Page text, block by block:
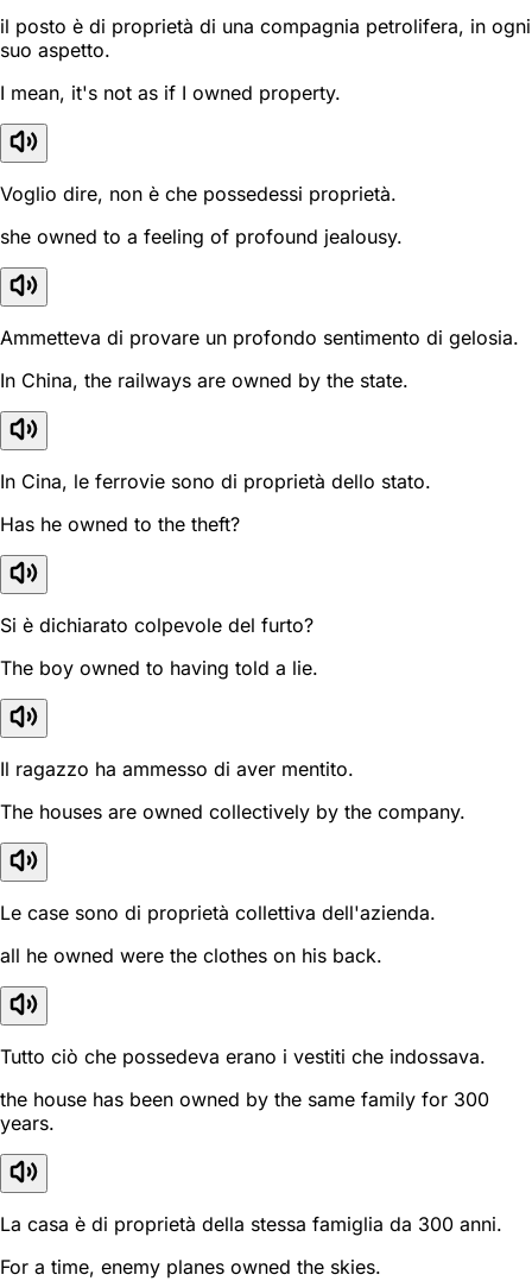
il posto è di proprietà di una compagnia petrolifera, in ogni
suo aspetto.
I mean, it's not as if I owned property.
Voglio dire, non è che possedessi proprietà.
she owned to a feeling of profound jealousy.
Ammetteva di provare un profondo sentimento di gelosia.
In China, the railways are owned by the state.
In Cina, le ferrovie sono di proprietà dello stato.
Has he owned to the theft?
Si è dichiarato colpevole del furto?
The boy owned to having told a lie.
Il ragazzo ha ammesso di aver mentito.
The houses are owned collectively by the company.
Le case sono di proprietà collettiva dell'azienda.
all he owned were the clothes on his back.
Tutto ciò che possedeva erano i vestiti che indossava.
the house has been owned by the same family for 300
years.
La casa è di proprietà della stessa famiglia da 300 anni.
For a time, enemy planes owned the skies.